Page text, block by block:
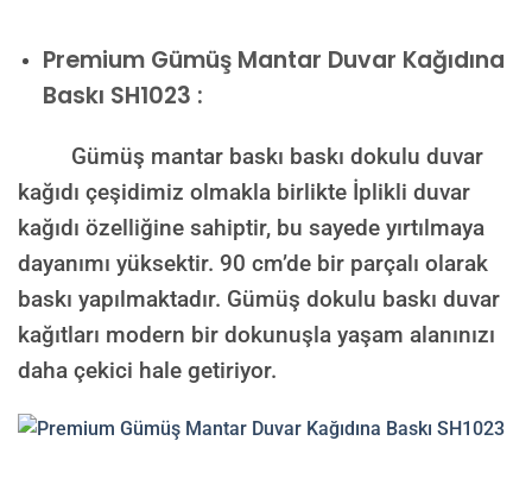
Premium Gümüş Mantar Duvar Kağıdına
Baskı SH1023 :
Gümüş mantar baskı baskı dokulu duvar
kağıdı çeşidimiz olmakla birlikte İplikli duvar
kağıdı özelliğine sahiptir, bu sayede yırtılmaya
dayanımı yüksektir. 90 cm’de bir parçalı olarak
baskı yapılmaktadır. Gümüş dokulu baskı duvar
kağıtları modern bir dokunuşla yaşam alanınızı
daha çekici hale getiriyor.